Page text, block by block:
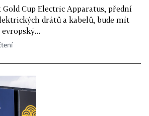
Gold Cup Electric Apparatus, přední
drátů a kabelů, bude mít